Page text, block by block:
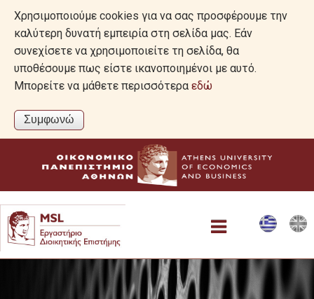
Χρησιμοποιούμε cookies για να σας προσφέρουμε την
καλύτερη δυνατή εμπειρία στη σελίδα μας. Εάν
συνεχίσετε να χρησιμοποιείτε τη σελίδα, θα
υποθέσουμε πως είστε ικανοποιημένοι με αυτό.
Μπορείτε να μάθετε περισσότερα εδώ
Το Εργαστήριο